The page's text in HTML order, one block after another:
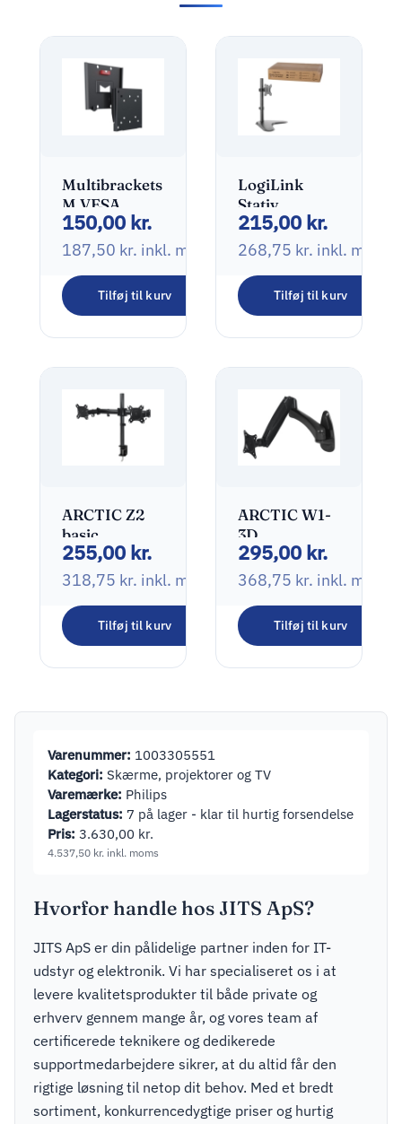
Multibrackets
M VESA
Wallmount I
Monteringssæt
LCD display
15″-32″
150,00 kr.
187,50 kr. inkl. moms
Tilføj til kurv
LogiLink
Stativ
Monitor
13″-32″
215,00 kr.
268,75 kr. inkl. moms
Tilføj til kurv
ARCTIC Z2
basic
Monteringssæt
2 skærme
13″-27″
255,00 kr.
318,75 kr. inkl. moms
Tilføj til kurv
ARCTIC W1-
3D
295,00 kr.
368,75 kr. inkl. moms
Tilføj til kurv
Varenummer: 1003305551
Kategori: Skærme, projektorer og TV
Varemærke: Philips
Lagerstatus: 7 på lager - klar til hurtig forsendelse
Pris: 3.630,00 kr.
4.537,50 kr. inkl. moms
Hvorfor handle hos JITS ApS?
JITS ApS er din pålidelige partner inden for IT-
udstyr og elektronik. Vi har specialiseret os i at
levere kvalitetsprodukter til både private og
erhverv gennem mange år, og vores team af
certificerede teknikere og dedikerede
supportmedarbejdere sikrer, at du altid får den
rigtige løsning til netop dit behov. Med et bredt
sortiment, konkurrencedygtige priser og hurtig